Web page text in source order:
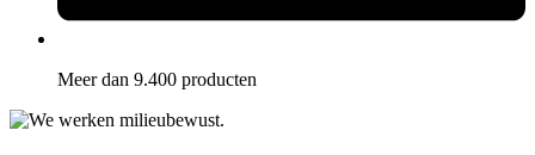
Meer dan 9.400 producten